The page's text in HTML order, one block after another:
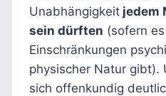
Unabhängigkeitjedem
sein dürften (sofern
Einschränkungen
physischer Natur gibt).
sich offenkundig